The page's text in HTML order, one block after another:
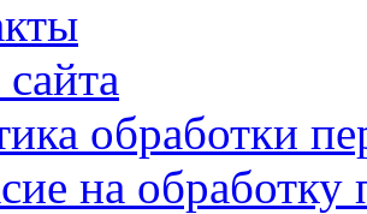
обработки
на